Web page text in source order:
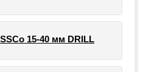
15-40 мм DRILL